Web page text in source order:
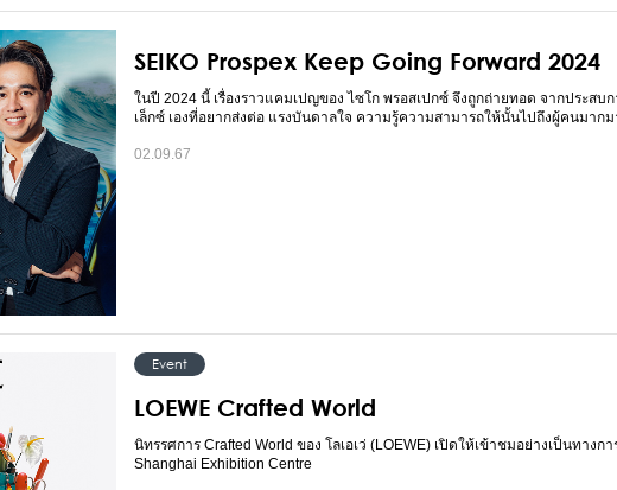
SEIKO Prospex Keep Going Forward 2024
ในปี 2024 นี้ เรื่องราวแคมเปญของ ไซโก พรอสเปกซ์ จึงถูกถ่ายทอด จากประสบ
เล็กซ์ เองที่อยากส่งต่อ แรงบันดาลใจ ความรู้ความสามารถให้นั้นไปถึงผู้คนมากมา
02.09.67
Event
LOEWE Crafted World
นิทรรศการ Crafted World ของ โลเอเว่ (LOEWE) เปิดให้เข้าชมอย่างเป็นทางก
Shanghai Exhibition Centre